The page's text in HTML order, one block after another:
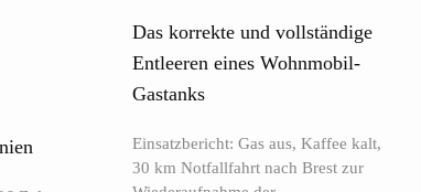
Das korrekte und vollständige
Entleeren eines Wohnmobil-
Gastanks
Einsatzbericht: Gas aus, Kaffee kalt,
30 km Notfallfahrt nach Brest zur